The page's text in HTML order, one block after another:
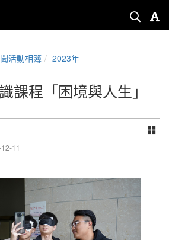
活動相簿 2023年
課程「困境與人生」
11